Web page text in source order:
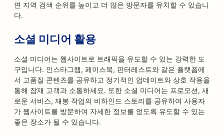
면 지역 검색 순위를 높이고 더 많은 방문자를 유치할 수 있습니
다.
소셜 미디어 활용
소셜 미디어는 웹사이트로 트래픽을 유도할 수 있는 강력한 도
구입니다. 인스타그램, 페이스북, 핀터레스트와 같은 플랫폼에
서 고품질 콘텐츠를 공유하고 정기적인 업데이트와 상호 작용을
통해 잠재 고객과 소통하세요. 또한 소셜 미디어는 프로모션, 새
로운 서비스, 재봉 작업의 비하인드 스토리를 공유하여 사용자
가 웹사이트를 방문하여 자세한 정보를 얻도록 유도할 수 있는
좋은 장소가 될 수 있습니다.